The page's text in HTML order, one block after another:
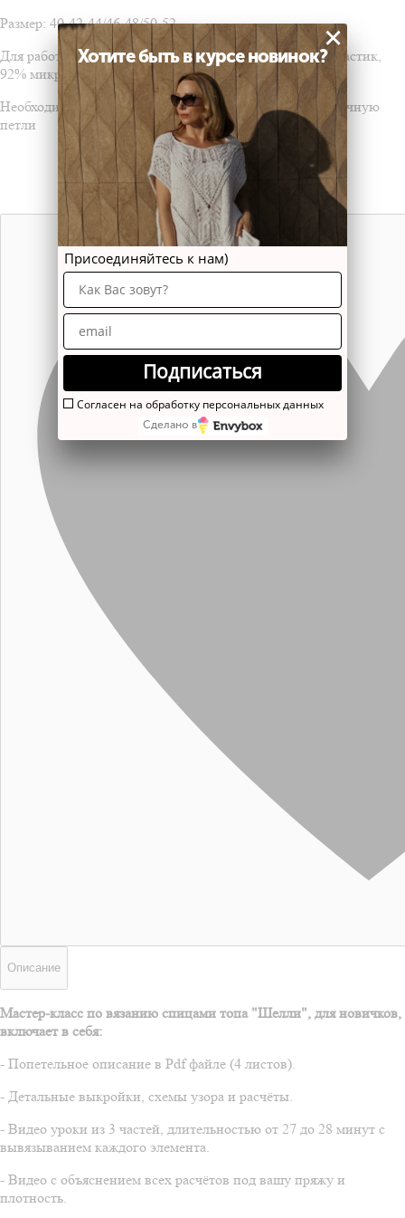
Размер: 40-42-44/46-48/50-52
Для работы потребуется пряжа:Alize Diva Stretch8% эластик,
92% микрофибра.
Необходимые навыки: умение вязать лицевую и изнаночную
петли
Описание
Мастер-класс по вязанию спицами топа "Шелли", для новичков,
включает в себя:
- Попетельное описание в Pdf файле (4 листов).
- Детальные выкройки, схемы узора и расчёты.
- Видео уроки из 3 частей, длительностью от 27 до 28 минут с
вывязыванием каждого элемента.
- Видео с объяснением всех расчётов под вашу пряжу и
плотность.
Хотите быть в курсе новинок?
×
Присоединяйтесь к нам)
Подписаться
Согласен на обработку персональных данных
Сделано в